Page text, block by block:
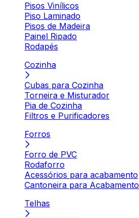
Pisos Vinílicos
Piso Laminado
Pisos de Madeira
Painel Ripado
Rodapés
Cozinha
Cubas para Cozinha
Torneira e Misturador
Pia de Cozinha
Filtros e Purificadores
Forros
Forro de PVC
Rodaforro
Acessórios para acabamento
Cantoneira para Acabamento
Telhas